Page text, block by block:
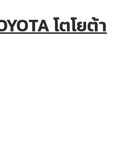
โตโยต้า